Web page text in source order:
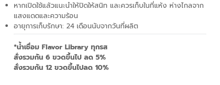
หากเปิดใช้แล้วแนะนำให้ปิดให้สนิท และควรเก็บในที่แห้ง ห่างไกลจาก
แสงแดดและความร้อน
อายุการเก็บรักษา: 24 เดือนนับจากวันที่ผลิต
*น้ำเชื่อม Flavor Library ทุกรส
สั่งรวมกัน 6 ขวดขึ้นไป ลด 5%
สั่งรวมกัน 12 ขวดขึ้นไปลด 10%